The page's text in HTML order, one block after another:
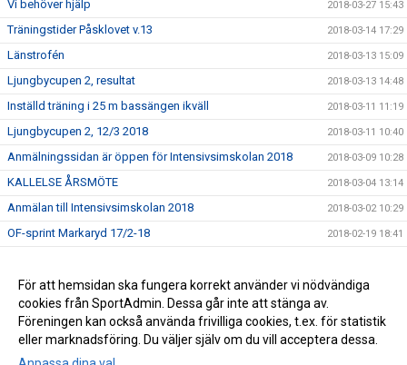
Vi behöver hjälp 2018-03-27 15:43
Träningstider Påsklovet v.13 2018-03-14 17:29
Länstrofén 2018-03-13 15:09
Ljungbycupen 2, resultat 2018-03-13 14:48
Inställd träning i 25 m bassängen ikväll 2018-03-11 11:19
Ljungbycupen 2, 12/3 2018 2018-03-11 10:40
Anmälningssidan är öppen för Intensivsimskolan 2018 2018-03-09 10:28
KALLELSE ÅRSMÖTE 2018-03-04 13:14
Anmälan till Intensivsimskolan 2018 2018-03-02 10:29
OF-sprint Markaryd 17/2-18 2018-02-19 18:41
Resultat Ljungbycupen 12/2 2018-02-13 14:47
Länktips simutrustning - Bra!! 2017-09-08 13:31
För att hemsidan ska fungera korrekt använder vi nödvändiga
cookies från SportAdmin. Dessa går inte att stänga av.
Föreningen kan också använda frivilliga cookies, t.ex. för statistik
eller marknadsföring. Du väljer själv om du vill acceptera dessa.